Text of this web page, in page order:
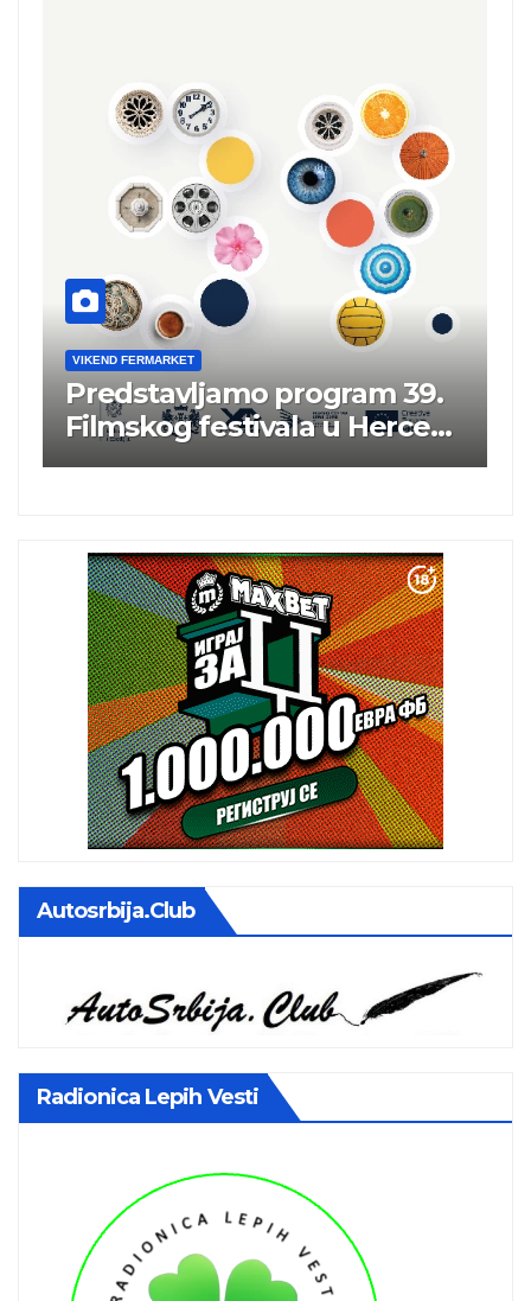
39.
VIKEND FERMARKET
Robot budućnosti:
Željka Šarića
Autosrbija.club
Radionica Lepih Vesti